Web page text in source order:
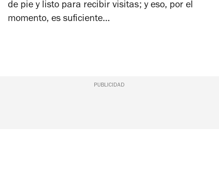
de pie y listo para recibir visitas; y eso, por el
momento, es suficiente…
PUBLICIDAD